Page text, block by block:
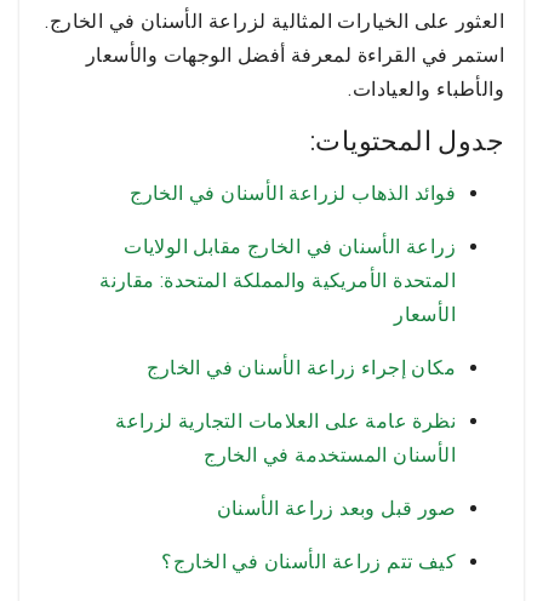
العثور على الخيارات المثالية لزراعة الأسنان في الخارج.
استمر في القراءة لمعرفة أفضل الوجهات والأسعار
والأطباء والعيادات.
جدول المحتويات:
فوائد الذهاب لزراعة الأسنان في الخارج
زراعة الأسنان في الخارج مقابل الولايات
المتحدة الأمريكية والمملكة المتحدة: مقارنة
الأسعار
مكان إجراء زراعة الأسنان في الخارج
نظرة عامة على العلامات التجارية لزراعة
الأسنان المستخدمة في الخارج
صور قبل وبعد زراعة الأسنان
كيف تتم زراعة الأسنان في الخارج؟